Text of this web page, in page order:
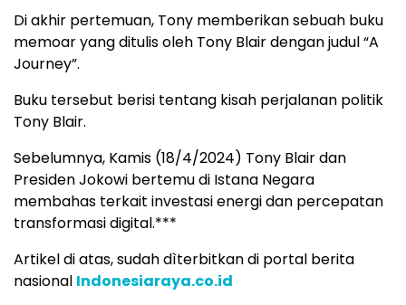
Di akhir pertemuan, Tony memberikan sebuah buku
memoar yang ditulis oleh Tony Blair dengan judul “A
Journey”.
Buku tersebut berisi tentang kisah perjalanan politik
Tony Blair.
Sebelumnya, Kamis (18/4/2024) Tony Blair dan
Presiden Jokowi bertemu di Istana Negara
membahas terkait investasi energi dan percepatan
transformasi digital.***
Artikel di atas, sudah dìterbitkan di portal berita
nasional Indonesiaraya.co.id